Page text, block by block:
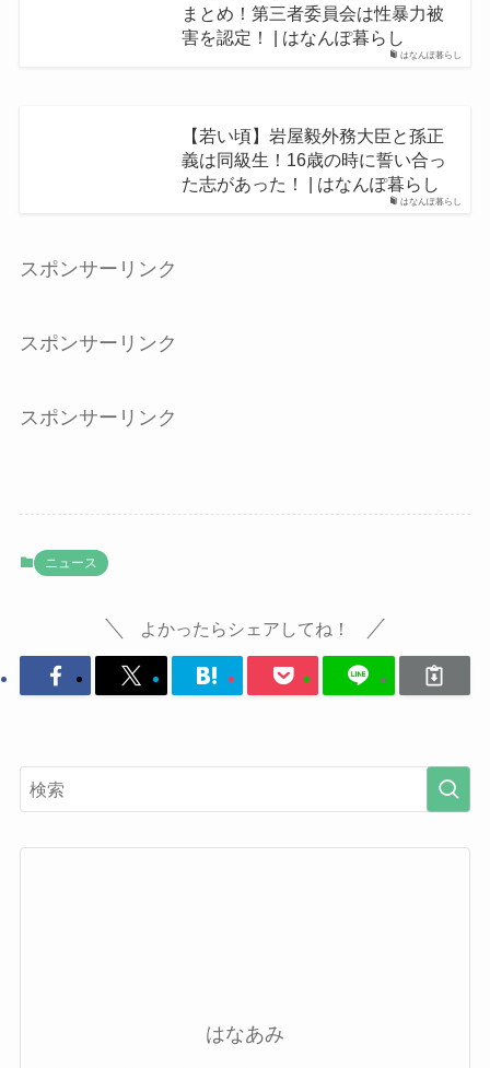
はなんぽ暮らし
まとめ！第三者委員会は性暴力被
害を認定！ | はなんぽ暮らし
はなんぽ暮らし
【若い頃】岩屋毅外務大臣と孫正
義は同級生！16歳の時に誓い合っ
た志があった！ | はなんぽ暮らし
スポンサーリンク
スポンサーリンク
スポンサーリンク
ニュース
よかったらシェアしてね！
はなあみ